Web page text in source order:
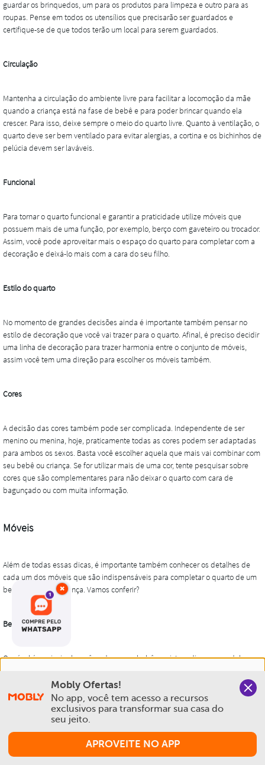
×
experiência na Mobly. Quando você navega no nosso site,
aceita esta condição
Política de Privacidade e Cookies
Mobly Ofertas!
No app, você tem acesso a recursos
exclusivos para transformar sua casa do
seu jeito.
APROVEITE NO APP